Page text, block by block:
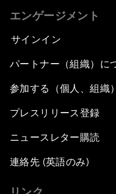
エンゲージメント
サインイン
パートナー（組織）に
参加する（個人、組織）
プレスリリース登録
ニュースレター購読
連絡先 (英語のみ)